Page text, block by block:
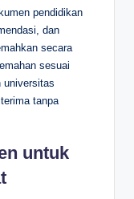
pendidikan
dan
secara
sesuai
universitas
tanpa
untuk